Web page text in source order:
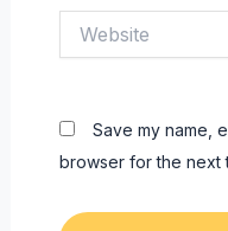
Save my name,
browser for the next